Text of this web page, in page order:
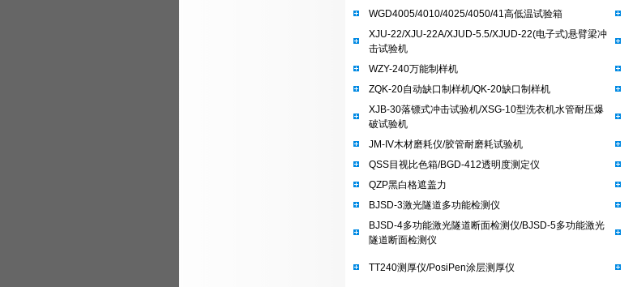
WGD4005/4010/4025/4050/41高低温试验箱
XJU-22/XJU-22A/XJUD-5.5/XJUD-22(电子式)悬臂梁冲
击试验机
WZY-240万能制样机
ZQK-20自动缺口制样机/QK-20缺口制样机
XJB-30落镖式冲击试验机/XSG-10型洗衣机水管耐压爆
破试验机
JM-IV木材磨耗仪/胶管耐磨耗试验机
QSS目视比色箱/BGD-412透明度测定仪
QZP黑白格遮盖力
BJSD-3激光隧道多功能检测仪
BJSD-4多功能激光隧道断面检测仪/BJSD-5多功能激光
隧道断面检测仪
TT240测厚仪/PosiPen涂层测厚仪